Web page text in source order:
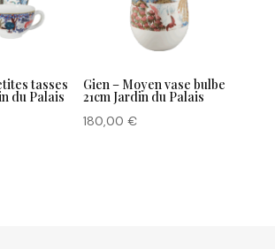
tasses
du Palais
Gien – Moyen vase bulbe
21cm Jardin du Palais
180,00€